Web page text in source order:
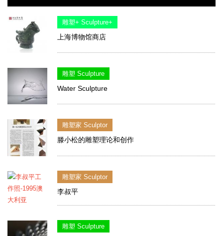
雕塑+ Sculpture+
上海博物馆商店
雕塑 Sculpture
Water Sculpture
雕塑家 Sculptor
滕小松的雕塑理论和创作
雕塑家 Sculptor
李叔平
雕塑 Sculpture